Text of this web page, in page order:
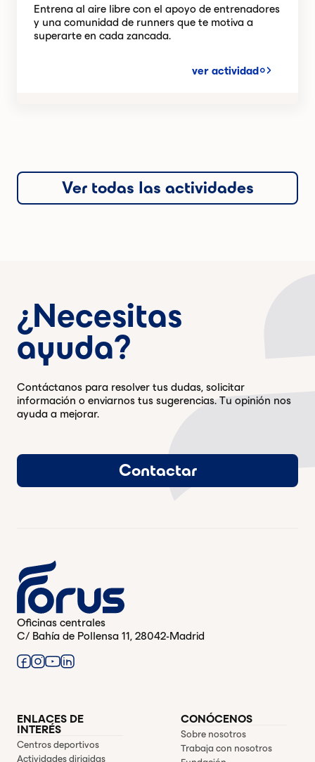
Entrena al aire libre con el apoyo de entrenadores
y una comunidad de runners que te motiva a
superarte en cada zancada.
ver actividad
Ver todas las actividades
¿Necesitas
ayuda?
Contáctanos para resolver tus dudas, solicitar
información o enviarnos tus sugerencias. Tu opinión nos
ayuda a mejorar.
Contactar
Oficinas centrales
C/ Bahía de Pollensa 11, 28042-Madrid
ENLACES DE
INTERÉS
Centros deportivos
Actividades dirigidas
CONÓCENOS
Sobre nosotros
Trabaja con nosotros